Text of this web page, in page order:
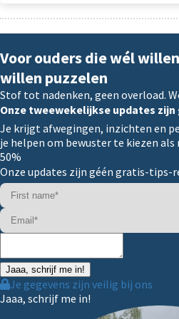
Voor ouders die wél
willen puzzelen
Stof tot nadenken, geen overload.
Onze tweewekelijkse updates
Je krijgt afwegingen, inzichten en
je helpen om bewuster te kiezen als
50%
Onze updates zijn géén gratis-tips-
Jaaa, schrijf me in!
Je gegevens zijn veilig bij ons
Jaaa, schrijf me in!